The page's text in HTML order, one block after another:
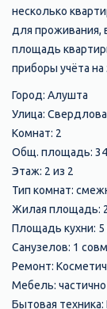
несколько
для проживания,
площадь
приборы учёта
Город: Алушта
Улица: Свердлова
Комнат: 2
Общ. площадь:
Этаж: 2 из 2
Тип комнат:
Жилая площадь:
Площадь кухни: 5
Санузелов: 1
Ремонт:
Мебель:
Бытовая техника: